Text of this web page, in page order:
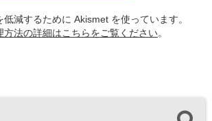
減するために Akismet を使っています。
方法の詳細はこちらをご覧ください。